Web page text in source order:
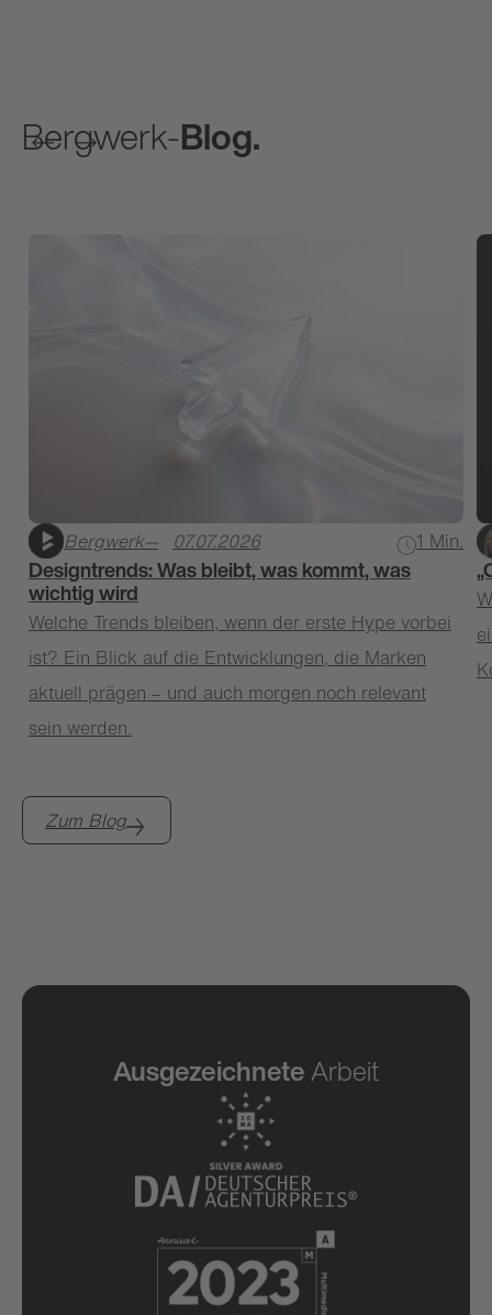
Bergwerk-Blog.
Bergwerk— 07.07.2026 1 Min.
Designtrends: Was bleibt, was kommt, was
wichtig wird
Welche Trends bleiben, wenn der erste Hype vorbei
ist? Ein Blick auf die Entwicklungen, die Marken
aktuell prägen – und auch morgen noch relevant
sein werden.
Zum Blog
AusgezeichneteArbeit